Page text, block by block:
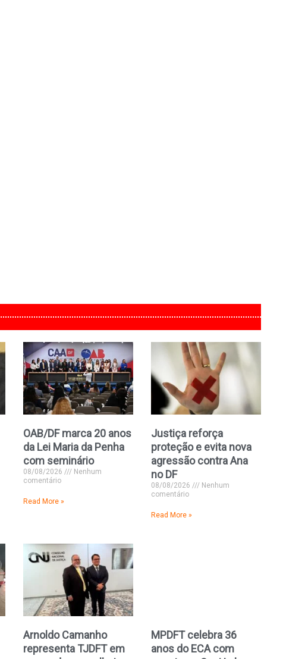
OAB/DF marca 20 anos
da Lei Maria da Penha
com seminário
08/08/2026
Nenhum
comentário
Read More »
Justiça reforça
proteção e evita nova
agressão contra Ana
no DF
08/08/2026
Nenhum
comentário
Read More »
Arnoldo Camanho
representa TJDFT em
MPDFT celebra 36
anos do ECA com